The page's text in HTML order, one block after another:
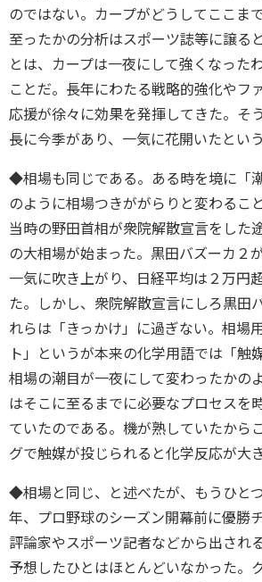
のではない。カープがどうしてここま
至ったかの分析はスポーツ誌等に譲る
とは、カープは一夜にして強くなった
ことだ。長年にわたる戦略的強化やフ
応援が徐々に効果を発揮してきた。そ
長に今季があり、一気に花開いたとい
◆相場も同じである。ある時を境に「
のように相場つきががらりと変わるこ
当時の野田首相が衆院解散宣言をした
の大相場が始まった。黒田バズーカ２
一気に吹き上がり、日経平均は２万円
た。しかし、衆院解散宣言にしろ黒田
れらは「きっかけ」に過ぎない。相場
ト」というが本来の化学用語では「触
相場の潮目が一夜にして変わったかの
はそこに至るまでに必要なプロセスを
ていたのである。機が熟していたから
グで触媒が投じられると化学反応が大
◆相場と同じ、と述べたが、もうひと
年、プロ野球のシーズン開幕前に優勝
評論家やスポーツ記者などから出され
予想したひとはほとんどいなかった。